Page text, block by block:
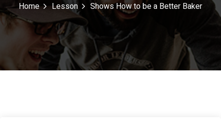
Home Lesson Shows How to be a Better Baker
Remember me Lost your password?